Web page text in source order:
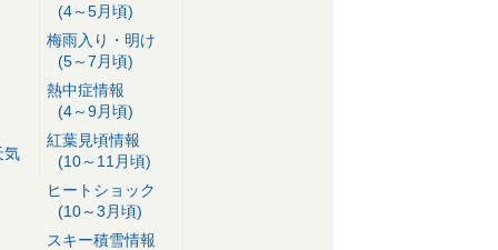
気
(4～5月頃)
梅雨入り・明け
(5～7月頃)
熱中症情報
(4～9月頃)
紅葉見頃情報
(10～11月頃)
ヒートショック
(10～3月頃)
スキー積雪情報